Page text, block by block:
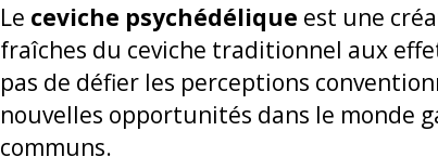
Le ceviche psychédélique est une
fraîches du ceviche traditionnel aux
pas de défier les perceptions
nouvelles opportunités dans le monde
communs.